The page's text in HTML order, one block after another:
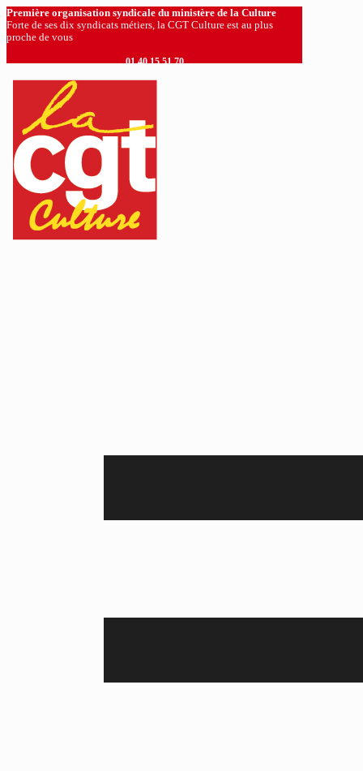
Première organisation syndicale du ministère de la Culture
Forte de ses dix syndicats métiers, la CGT Culture est au plus
proche de vous
01 40 15 51 70